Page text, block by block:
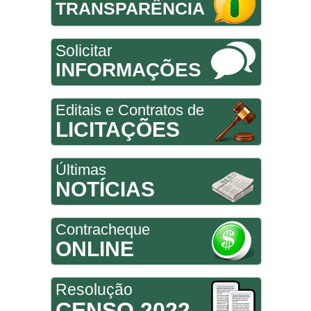
TRANSPARÊNCIA
Solicitar
INFORMAÇÕES
Editais e Contratos de
LICITAÇÕES
Últimas
NOTÍCIAS
Contracheque
ONLINE
Resolução